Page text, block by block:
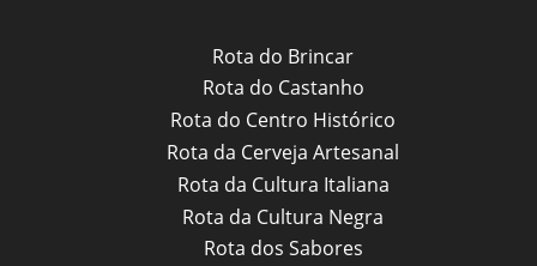
Rota do Brincar
Rota do Castanho
Rota do Centro Histórico
Rota da Cerveja Artesanal
Rota da Cultura Italiana
Rota da Cultura Negra
Rota dos Sabores